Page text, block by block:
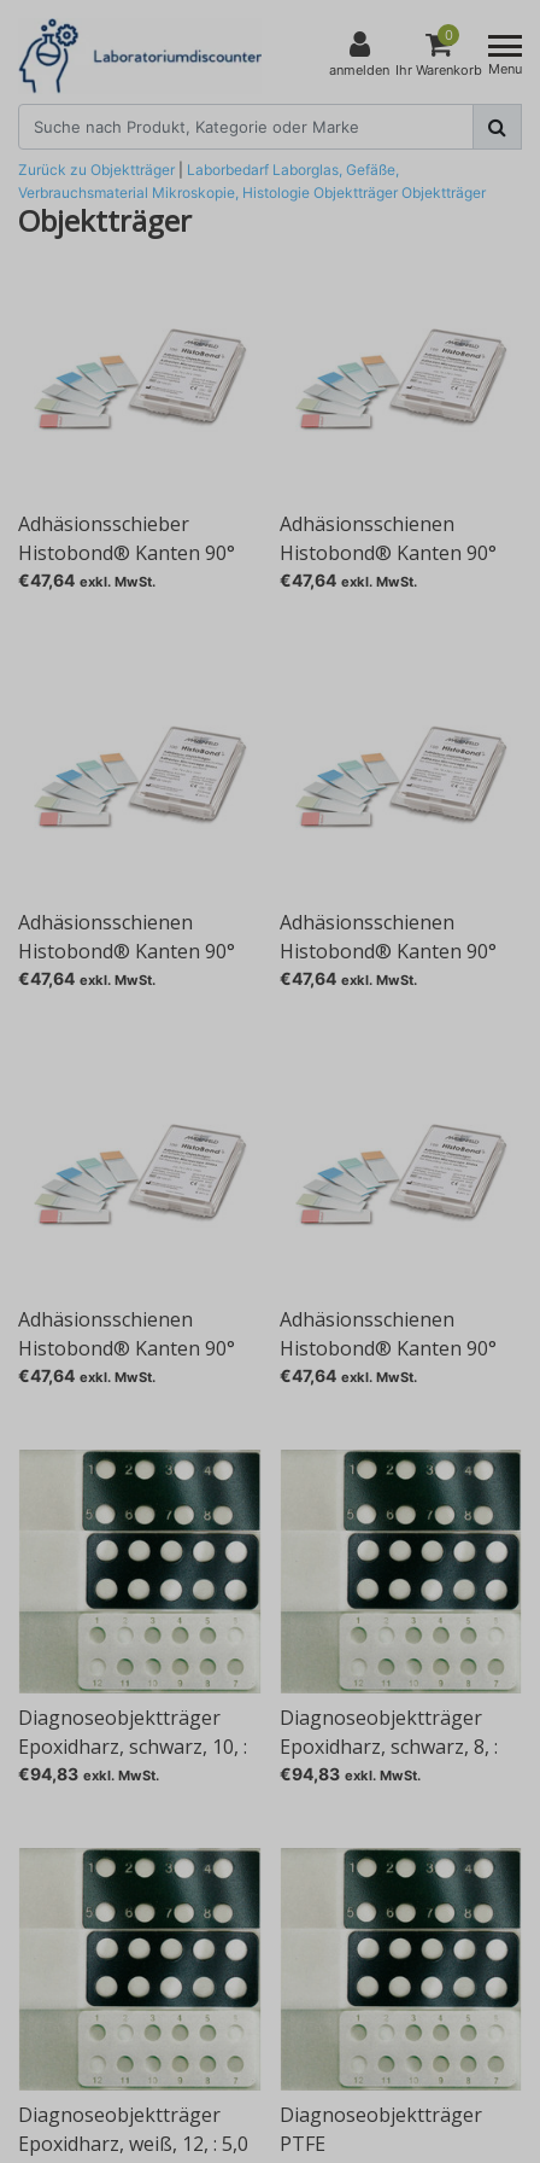
anmelden
0
Ihr Warenkorb Menu
Zurück zu Objektträger Laborbedarf Laborglas, Gefäße,
Verbrauchsmaterial Mikroskopie, Histologie Objektträger Objektträger
Objektträger
Adhäsionsschieber
Histobond® Kanten 90°
geschnitten, pink
€47,64 exkl. MwSt.
Adhäsionsschienen
Histobond® Kanten 90°
geschnitten, blau
€47,64 exkl. MwSt.
Adhäsionsschienen
Histobond® Kanten 90°
geschnitten, gelb
€47,64 exkl. MwSt.
Adhäsionsschienen
Histobond® Kanten 90°
geschnitten, grün
€47,64 exkl. MwSt.
Adhäsionsschienen
Histobond® Kanten 90°
geschnitten, orange
€47,64 exkl. MwSt.
Adhäsionsschienen
Histobond® Kanten 90°
geschnitten, weiß
€47,64 exkl. MwSt.
Diagnoseobjektträger
Epoxidharz, schwarz, 10, :
6,7 mm
€94,83 exkl. MwSt.
Diagnoseobjektträger
Epoxidharz, schwarz, 8, :
6,0 mm
€94,83 exkl. MwSt.
Diagnoseobjektträger
Epoxidharz, weiß, 12, : 5,0
Diagnoseobjektträger
PTFE